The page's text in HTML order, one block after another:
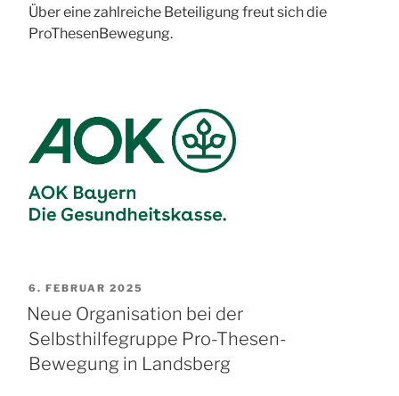
Über eine zahlreiche Beteiligung freut sich die
ProThesenBewegung.
VERÖFFENTLICHT
AM
6. FEBRUAR 2025
Neue Organisation bei der
Selbsthilfegruppe Pro-Thesen-
Bewegung in Landsberg